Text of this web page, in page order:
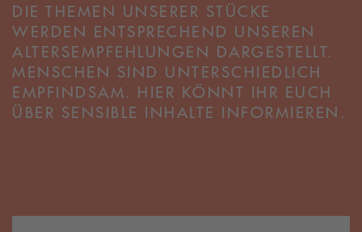
DIE THEMEN UNSERER STÜCKE
WERDEN ENTSPRECHEND UNSEREN
ALTERSEMPFEHLUNGEN DARGESTELLT.
MENSCHEN SIND UNTERSCHIEDLICH
EMPFINDSAM. HIER KÖNNT IHR EUCH
ÜBER SENSIBLE INHALTE INFORMIEREN.